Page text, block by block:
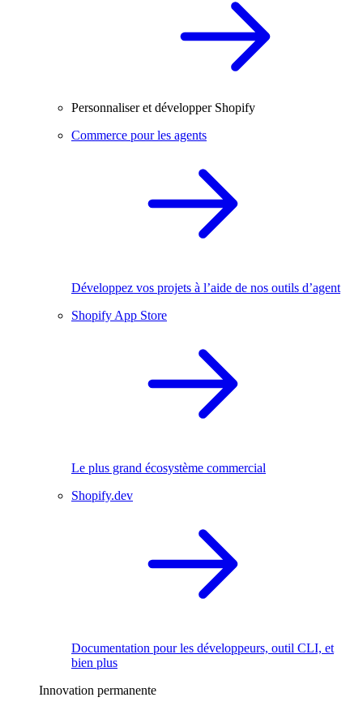
Personnaliser et développer Shopify
Commerce pour les agents
Développez vos projets à l’aide de nos outils d’agent
Shopify App Store
Le plus grand écosystème commercial
Shopify.dev
Documentation pour les développeurs, outil CLI, et
bien plus
Innovation permanente